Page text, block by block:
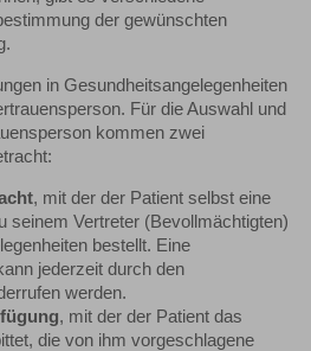
der gewünschten
in Gesundheitsangelegenheiten
Für die Auswahl und
kommen zwei
, mit der der Patient selbst eine
seinem Vertreter (Bevollmächtigten)
bestellt. Eine
jederzeit durch den
werden.
, mit der der Patient das
die von ihm vorgeschlagene